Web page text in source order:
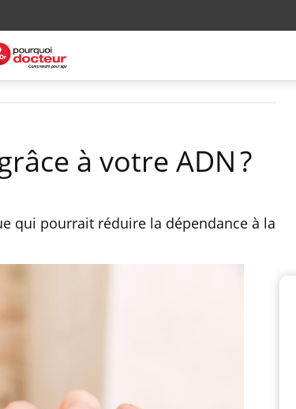
à votre ADN ?
qui pourrait réduire la dépendance à la